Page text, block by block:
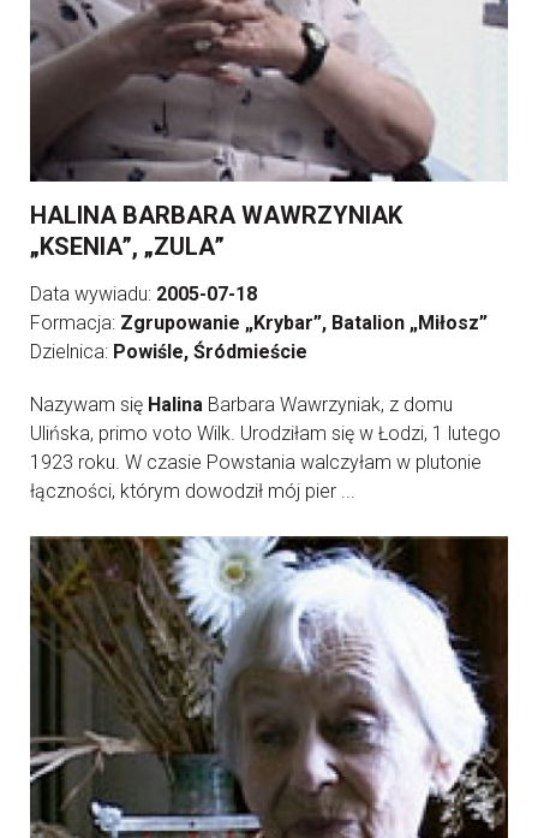
HALINA BARBARA WAWRZYNIAK
„KSENIA”, „ZULA”
Data wywiadu: 2005-07-18
Formacja: Zgrupowanie „Krybar”, Batalion „Miłosz”
Dzielnica: Powiśle, Śródmieście
Nazywam się Halina Barbara Wawrzyniak, z domu
Ulińska, primo voto Wilk. Urodziłam się w Łodzi, 1 lutego
1923 roku. W czasie Powstania walczyłam w plutonie
łączności, którym dowodził mój pier ...